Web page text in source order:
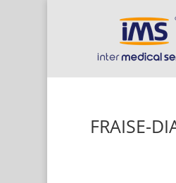
FRAISE-